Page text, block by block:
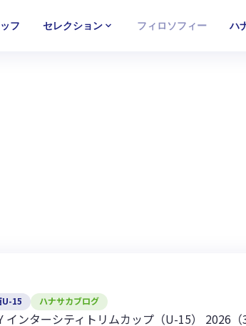
フ セレクション フィロソフィー ハ
U-15 ハナサカブログ
インターシティトリムカップ（U-15） 2026